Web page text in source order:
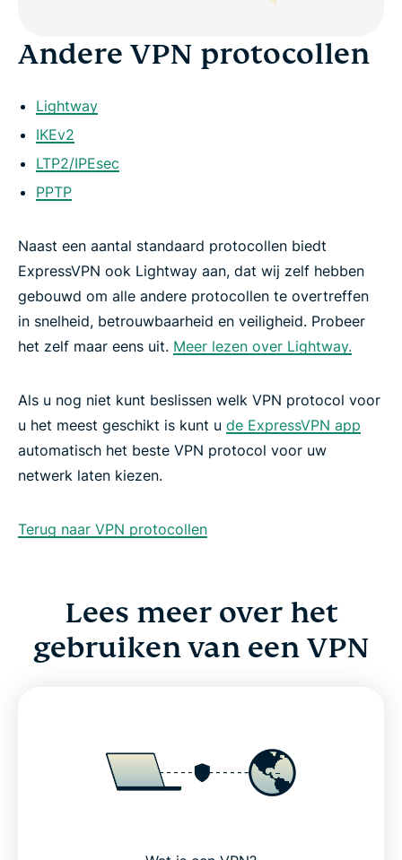
Andere VPN protocollen
Lightway
IKEv2
LTP2/IPEsec
PPTP
Naast een aantal standaard protocollen biedt
ExpressVPN ook Lightway aan, dat wij zelf hebben
gebouwd om alle andere protocollen te overtreffen
in snelheid, betrouwbaarheid en veiligheid. Probeer
het zelf maar eens uit. Meer lezen over Lightway.
Als u nog niet kunt beslissen welk VPN protocol voor
u het meest geschikt is kunt u de ExpressVPN app
automatisch het beste VPN protocol voor uw
netwerk laten kiezen.
Terug naar VPN protocollen
Lees meer over het
gebruiken van een VPN